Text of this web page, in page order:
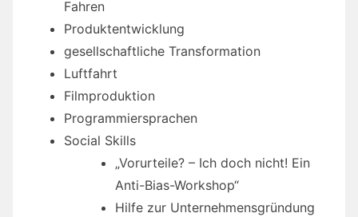
Fahren
Produktentwicklung
gesellschaftliche Transformation
Luftfahrt
Filmproduktion
Programmiersprachen
Social Skills
„Vorurteile? – Ich doch nicht! Ein
Anti-Bias-Workshop“
Hilfe zur Unternehmensgründung